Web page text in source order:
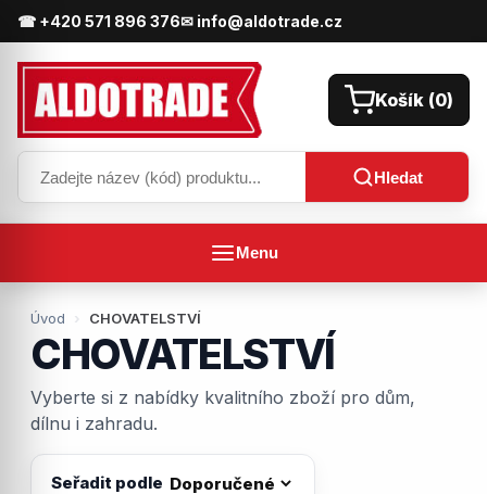
☎ +420 571 896 376✉ info@aldotrade.cz
Hledat
Košík (0)
Menu
Úvod CHOVATELSTVÍ
CHOVATELSTVÍ
Vyberte si z nabídky kvalitního zboží pro dům,
dílnu i zahradu.
Seřadit podle